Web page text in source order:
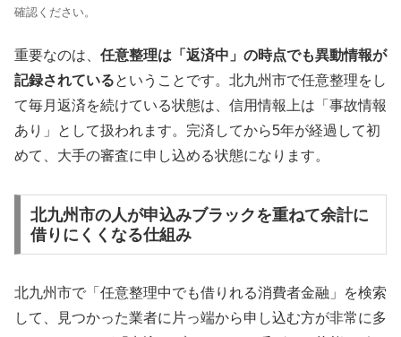
確認ください。
重要なのは、 任意整理は「返済中」の時点でも異動情報が
記録されているということです。北九州市で任意整理をし
て毎月返済を続けている状態は、信用情報上は「事故情報
あり」として扱われます。完済してから5年が経過して初
めて、大手の審査に申し込める状態になります。
北九州市の人が申込みブラックを重ねて余計に
借りにくくなる仕組み
北九州市で「任意整理中でも借りれる消費者金融」を検索
して、見つかった業者に片っ端から申し込む方が非常に多